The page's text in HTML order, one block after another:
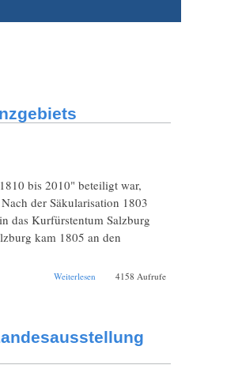
bis 2010" beteiligt war,
der Säkularisation 1803
das Kurfürstentum Salzburg
kam 1805 an den
Weiterlesen über Die wechselvolle
4158 Aufrufe